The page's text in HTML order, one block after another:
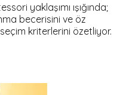
yaklaşımı ışığında;
becerisini ve öz
kriterlerini özetliyor.